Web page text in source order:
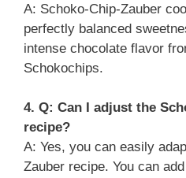
A: Schoko-Chip-Zauber
perfectly balanced
intense chocolate flavor
Schokochips.
4. Q: Can I adjust the
recipe?
A: Yes, you can easily
Zauber recipe. You can